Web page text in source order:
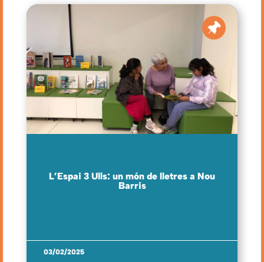
L’Espai 3 Ulls: un món de lletres a Nou
Barris
03/02/2025